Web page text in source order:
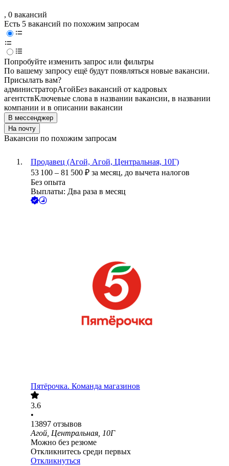
, 0 вакансий
Есть 5 вакансий по похожим запросам
Попробуйте изменить запрос или фильтры
По вашему запросу ещё будут появляться новые вакансии.
Присылать вам?
администраторАгойБез вакансий от кадровых
агентствКлючевые слова в названии вакансии, в названии
компании и в описании вакансии
В мессенджер
На почту
Вакансии по похожим запросам
Продавец (Агой, Агой, Центральная, 10Г)
53 100 – 81 500 ₽ за месяц, до вычета налогов
Без опыта
Выплаты: Два раза в месяц
Пятёрочка. Команда магазинов
3.6
•
13897 отзывов
Агой, Центральная, 10Г
Можно без резюме
Откликнитесь среди первых
Откликнуться